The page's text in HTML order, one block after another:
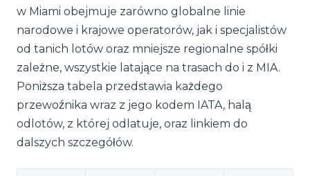
w Miami obejmuje zarówno globalne linie
narodowe i krajowe operatorów, jak i specjalistów
od tanich lotów oraz mniejsze regionalne spółki
zależne, wszystkie latające na trasach do i z MIA.
Poniższa tabela przedstawia każdego
przewoźnika wraz z jego kodem IATA, halą
odlotów, z której odlatuje, oraz linkiem do
dalszych szczegółów.